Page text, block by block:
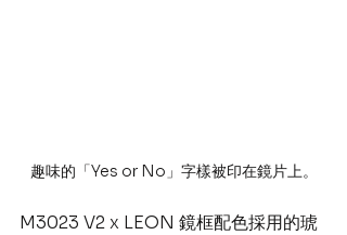
趣味的「Yes or No」字樣被印在鏡片上。
M3023 V2 x LEON 鏡框配色採用的琥